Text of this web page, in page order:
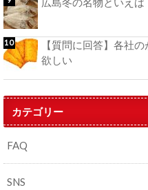
【質問に回答】各社
欲しい
カテゴリー
FAQ
SNS